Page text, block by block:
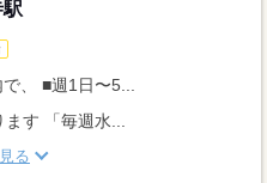
駅
、 ■週1日〜5...
す 「毎週水...
る